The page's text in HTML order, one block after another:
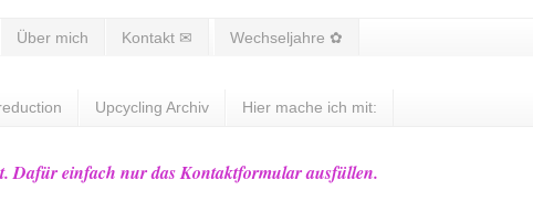
Über mich Kontakt ✉ Wechseljahre ✿
Upcycling Archiv Hier mache ich mit:
Dafür einfach nur das Kontaktformular ausfüllen.